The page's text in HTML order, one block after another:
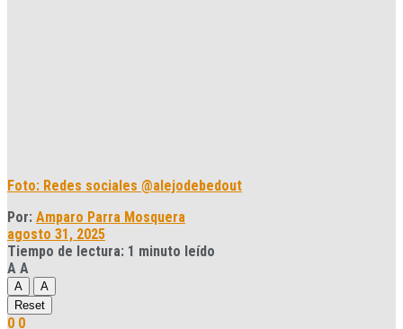
Foto: Redes sociales @alejodebedout
Por: Amparo Parra Mosquera
agosto 31, 2025
Tiempo de lectura: 1 minuto leído
A A
A
A
Reset
0 0